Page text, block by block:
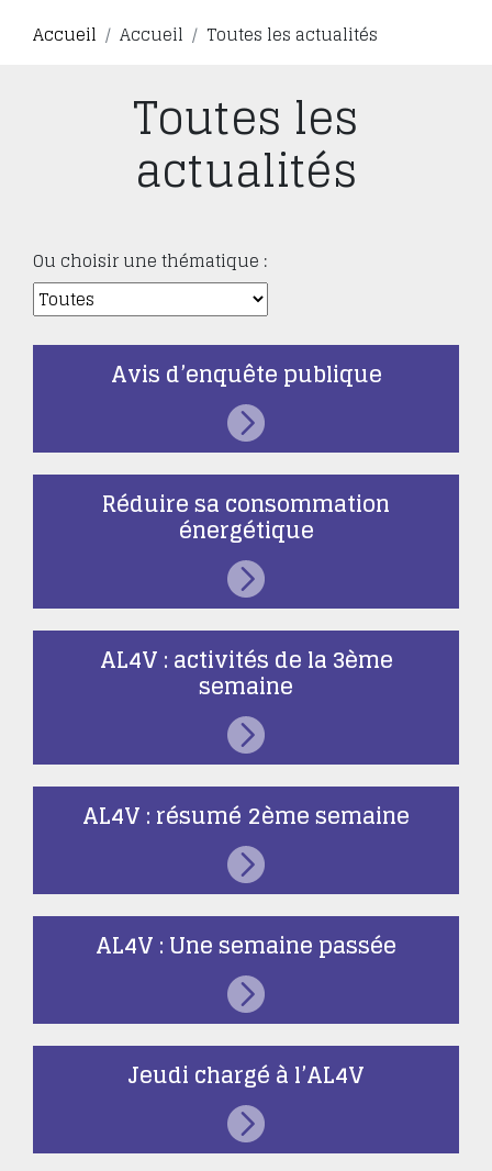
Accueil Accueil Toutes les actualités
Toutes les
actualités
Ou choisir une thématique :
Avis d’enquête publique
Réduire sa consommation
énergétique
AL4V : activités de la 3ème
semaine
AL4V : résumé 2ème semaine
AL4V : Une semaine passée
Jeudi chargé à l’AL4V